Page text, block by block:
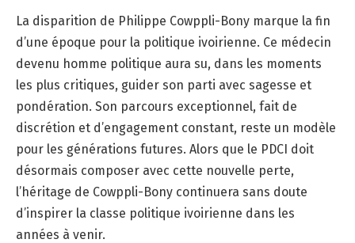
La disparition de Philippe Cowppli-Bony marque la fin
d’une époque pour la politique ivoirienne. Ce médecin
devenu homme politique aura su, dans les moments
les plus critiques, guider son parti avec sagesse et
pondération. Son parcours exceptionnel, fait de
discrétion et d’engagement constant, reste un modèle
pour les générations futures. Alors que le PDCI doit
désormais composer avec cette nouvelle perte,
l’héritage de Cowppli-Bony continuera sans doute
d’inspirer la classe politique ivoirienne dans les
années à venir.